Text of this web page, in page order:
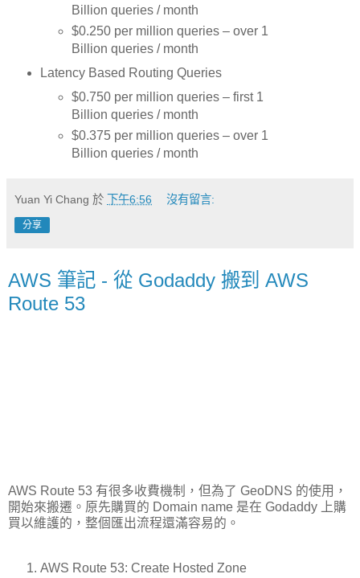
Billion queries / month
$0.250 per million queries – over 1
Billion queries / month
Latency Based Routing Queries
$0.750 per million queries – first 1
Billion queries / month
$0.375 per million queries – over 1
Billion queries / month
Yuan Yi Chang 於 下午6:56 沒有留言:
分享
AWS 筆記 - 從 Godaddy 搬到 AWS
Route 53
AWS Route 53 有很多收費機制，但為了 GeoDNS 的使用，
開始來搬遷。原先購買的 Domain name 是在 Godaddy 上購
買以維護的，整個匯出流程還滿容易的。
AWS Route 53: Create Hosted Zone